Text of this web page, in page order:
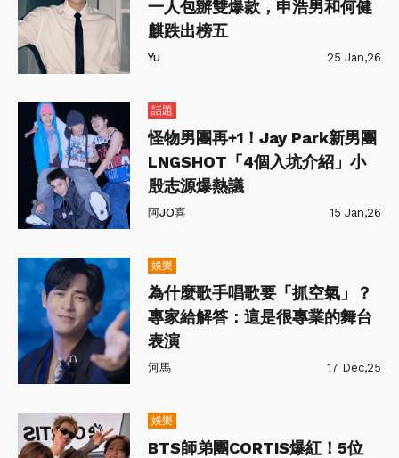
一人包辦雙爆款，申浩男和何健
麒跌出榜五
Yu 25 Jan,26
話題
怪物男團再+1！Jay Park新男團
LNGSHOT「4個入坑介紹」小
殷志源爆熱議
阿JO喜 15 Jan,26
娛樂
為什麼歌手唱歌要「抓空氣」？
專家給解答：這是很專業的舞台
表演
河馬 17 Dec,25
娛樂
BTS師弟團CORTIS爆紅！5位